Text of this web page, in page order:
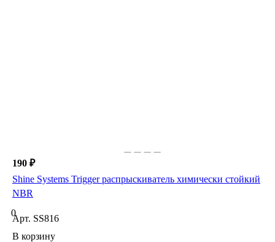
190 ₽
Shine Systems Trigger распрыскиватель химически стойкий
NBR
0
Арт. SS816
В корзину